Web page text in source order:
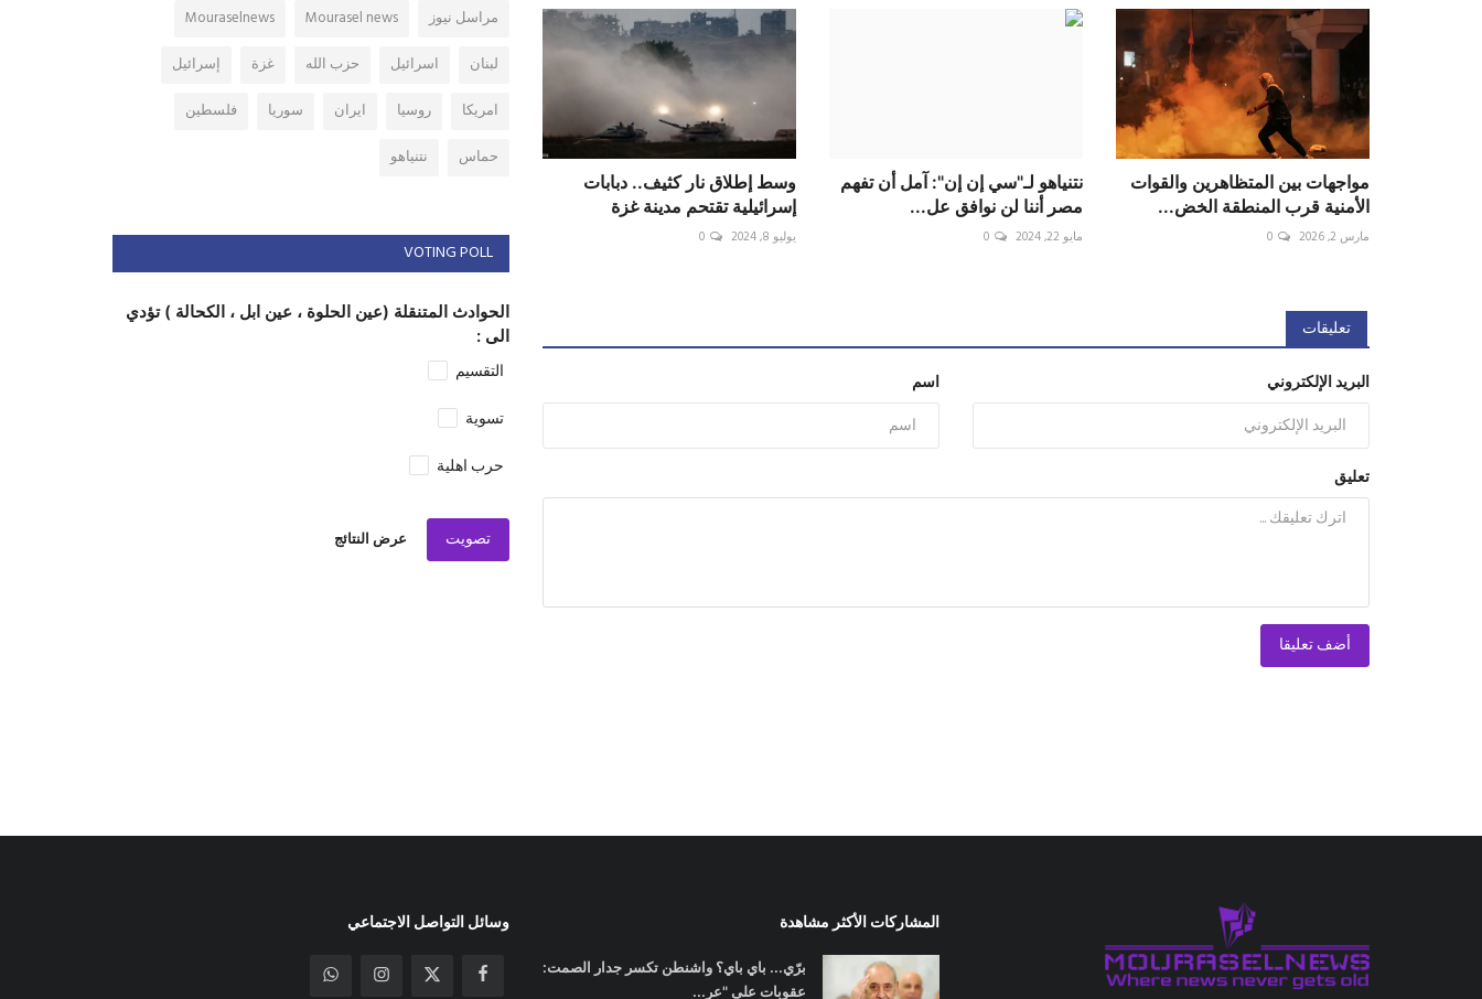
مواجهات بين المتظاهرين والقوات
الأمنية قرب المنطقة الخض...
مارس 2, 2026 0
نتنياهو لـ"سي إن إن": آمل أن تفهم
مايو 22, 2024 0
وسط إطلاق نار كثيف.. دبابات
إسرائيلية تقتحم مدينة غزة
يوليو 8, 2024 0
تعليقات
اسم البريد الإلكتروني
تعليق
أضف تعليقا
مراسل نيوز Mourasel news
Mouraselnews
لبنان
اسرائيل حزب الله غزة
إسرائيل
امريكا
روسيا ايران سوريا
فلسطين
حماس
نتنياهو
VOTING POLL
الحوادث المتنقلة (عين الحلوة ، عين ابل ، الكحالة ) تؤدي
الى :
التقسيم
تسوية
حرب اهلية
تصويت عرض النتائج
المشاركات الأكثر مشاهدة
برّي... باي باي؟ واشنطن تكسر جدار الصمت:
عقوبات على "عر...
وسائل التواصل الاجتماعي